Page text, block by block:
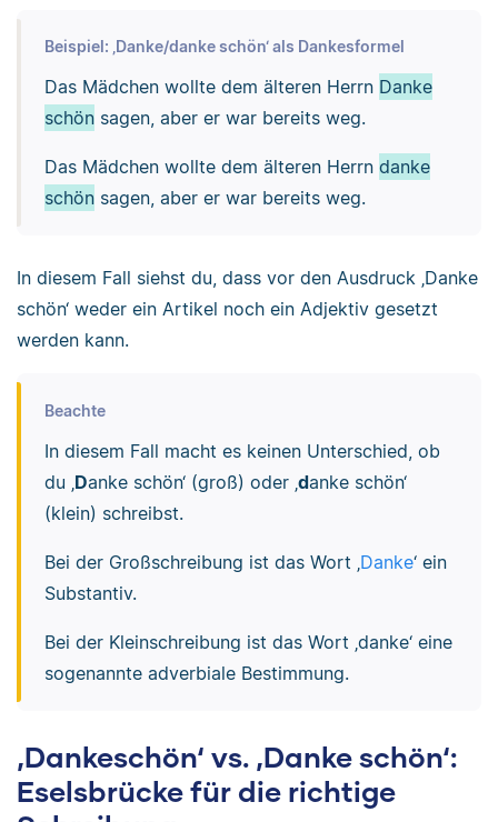
Beispiel: ‚Danke/danke schön‘ als Dankesformel
Das Mädchen wollte dem älteren Herrn Danke
schönsagen, aber er war bereits weg.
Das Mädchen wollte dem älteren Herrn danke
schönsagen, aber er war bereits weg.
In diesem Fall siehst du, dass vor den Ausdruck ‚Danke
schön‘ weder ein Artikel noch ein Adjektiv gesetzt
werden kann.
Beachte
In diesem Fall macht es keinen Unterschied, ob
du ‚ Danke schön‘ (groß) oder ‚ danke schön‘
(klein) schreibst.
Bei der Großschreibung ist das Wort ‚ Danke‘ ein
Substantiv.
Bei der Kleinschreibung ist das Wort ‚danke‘ eine
sogenannte adverbiale Bestimmung.
‚Dankeschön‘ vs. ‚Danke schön‘:
Eselsbrücke für die richtige